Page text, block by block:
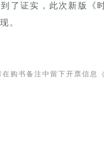
了证实，此次新版《
。
购书备注中留下开票信息